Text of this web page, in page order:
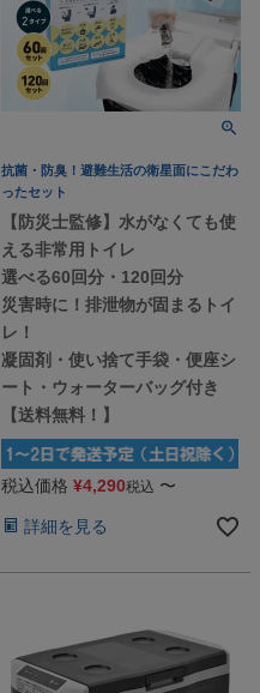
抗菌・防臭！避難生活の衛星面にこだわ
ったセット
【防災士監修】水がなくても使
える非常用トイレ
選べる60回分・120回分
災害時に！排泄物が固まるトイ
レ！
凝固剤・使い捨て手袋・便座シ
ート・ウォーターバッグ付き
【送料無料！】
税込価格 ¥4,290税込 〜
詳細を見る